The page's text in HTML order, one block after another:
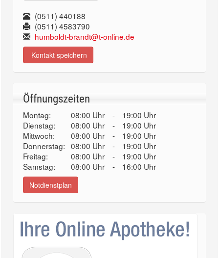
(0511) 440188
(0511) 4583790
humboldt-brandt@t-online.de
Kontakt speichern
Öffnungszeiten
Montag: 08:00 Uhr -
19:00 Uhr
Dienstag:
08:00 Uhr -
19:00 Uhr
Mittwoch:
08:00 Uhr -
19:00 Uhr
Donnerstag: 08:00 Uhr -
19:00 Uhr
Freitag:
08:00 Uhr -
19:00 Uhr
Samstag:
08:00 Uhr - 16:00 Uhr
Notdienstplan